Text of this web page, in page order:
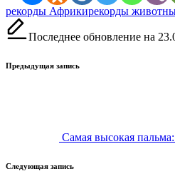
Метки:
рекорды Африкирекорды
Последнее обновление на
Навигация
Предыдущая запись
Самая высокая
Следующая запись